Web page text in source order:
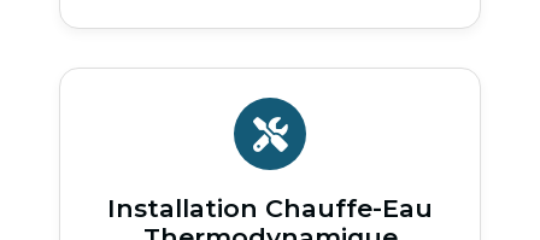
Installation Chauffe-Eau